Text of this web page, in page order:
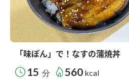
「味ぽん」で！なすの蒲焼丼
15 分 560 kcal